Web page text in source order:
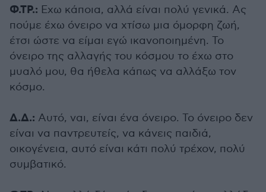
Φ.ΤΡ.: Εχω κάποια, αλλά είναι πολύ γενικά. Ας
πούμε έχω όνειρο να χτίσω μια όμορφη ζωή,
έτσι ώστε να είμαι εγώ ικανοποιημένη. Το
όνειρο της αλλαγής του κόσμου το έχω στο
μυαλό μου, θα ήθελα κάπως να αλλάξω τον
κόσμο.
Δ.Δ.: Αυτό, ναι, είναι ένα όνειρο. Το όνειρο δεν
είναι να παντρευτείς, να κάνεις παιδιά,
οικογένεια, αυτό είναι κάτι πολύ τρέχον, πολύ
συμβατικό.